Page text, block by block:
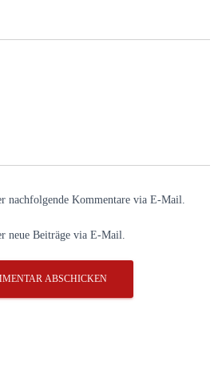
nachfolgende Kommentare via E-Mail.
neue Beiträge via E-Mail.